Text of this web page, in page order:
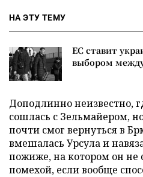
НА ЭТУ ТЕМУ
ЕС ставит
выбором
Доподлинно неизвестно,
сошлась с Зельмайером,
почти смог вернуться в
вмешалась Урсула и
пожиже, на котором он не
помехой, если вообще